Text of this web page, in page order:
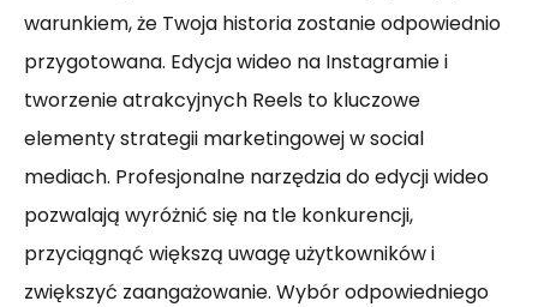
warunkiem, że Twoja historia zostanie odpowiednio
przygotowana. Edycja wideo na Instagramie i
tworzenie atrakcyjnych Reels to kluczowe
elementy strategii marketingowej w social
mediach. Profesjonalne narzędzia do edycji wideo
pozwalają wyróżnić się na tle konkurencji,
przyciągnąć większą uwagę użytkowników i
zwiększyć zaangażowanie. Wybór odpowiedniego